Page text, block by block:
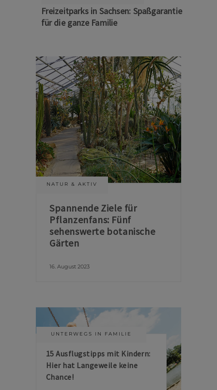
Sommer auf Sachsens Theaterbühnen
NATUR & AKTIV
Spannende Ziele für
Pflanzenfans: Fünf
sehenswerte botanische
Gärten
16. August 2023
UNTERWEGS IN FAMILIE
15 Ausflugstipps mit Kindern:
Hier hat Langeweile keine
Chance!